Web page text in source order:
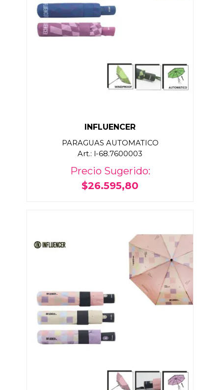
INFLUENCER
PARAGUAS AUTOMATICO
Art.: l-68.7600003
Precio Sugerido:
$26.595,80